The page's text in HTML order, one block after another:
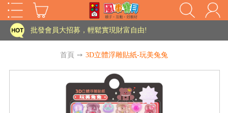
批發會員大招募，輕鬆實現財富自由!
老師您好!!幼教會員火熱招募中~
海外購物免煩惱！點我查看『海外購物流程說明』
首頁 ➙ 3D立體浮雕貼紙-玩美兔兔